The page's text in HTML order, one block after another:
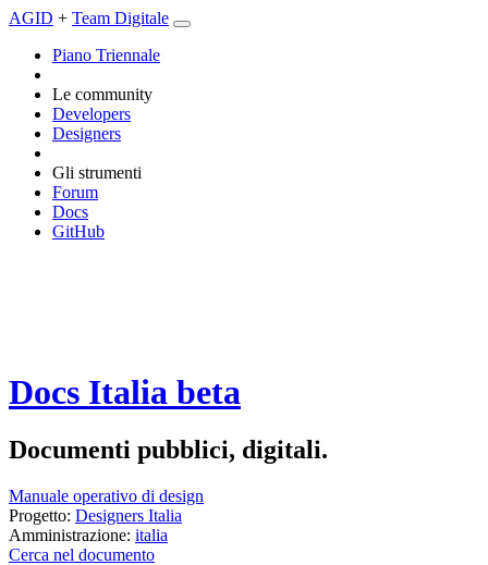
AGID + Team Digitale
Piano Triennale
Le community
Developers
Designers
Gli strumenti
Forum
Docs
GitHub
Docs Italia beta
Documenti pubblici, digitali.
Manuale operativo di design
Progetto: Designers Italia
Amministrazione: italia
Cerca nel documento